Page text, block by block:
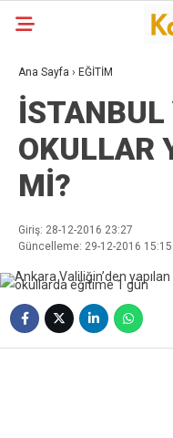
Ana Sayfa › EĞİTİM
İSTANBUL
OKULLAR
Mİ?
Giriş: 28-12-2016 23:27
Güncelleme: 29-12-2016 15:15